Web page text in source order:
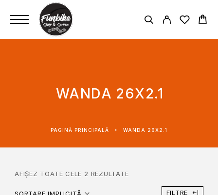
WANDA 26X2.1
PAGINĂ PRINCIPALĂ WANDA 26X2.1
AFIȘEZ TOATE CELE 2 REZULTATE
SORTARE IMPLICITĂ FILTRE